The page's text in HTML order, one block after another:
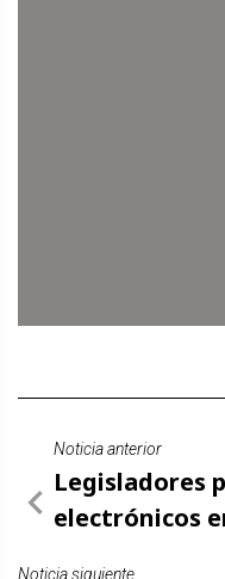
Noticia anterior
Legisladores
electrónicos
Noticia siguiente